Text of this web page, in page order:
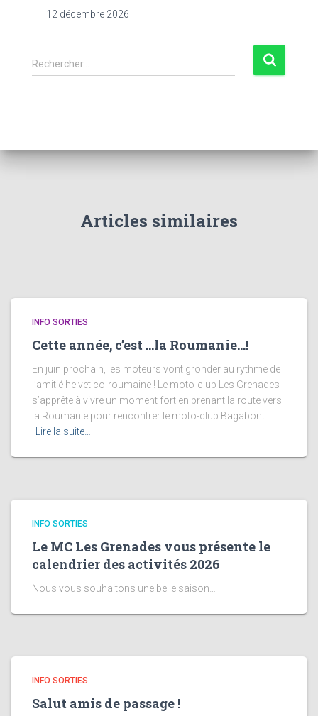
12 décembre 2026
R
e
c
Rechercher…
Articles similaires
INFO SORTIES
Cette année, c’est …la Roumanie…!
En juin prochain, les moteurs vont gronder au rythme de
l’amitié helvetico-roumaine ! Le moto-club Les Grenades
s’apprête à vivre un moment fort en prenant la route vers
la Roumanie pour rencontrer le moto-club Bagabont
Lire la suite…
INFO SORTIES
Le MC Les Grenades vous présente le
calendrier des activités 2026
Nous vous souhaitons une belle saison…
INFO SORTIES
Salut amis de passage !